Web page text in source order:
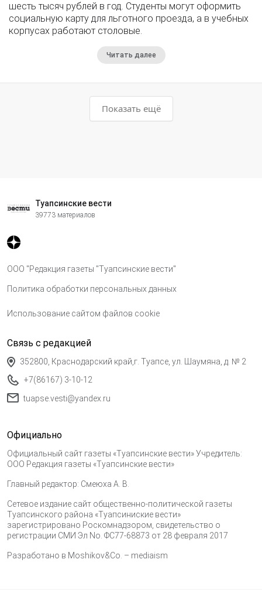
шесть тысяч рублей в год. Студенты могут оформить
социальную карту для льготного проезда, а в учебных
корпусах работают столовые.
Читать далее
Показать ещё
Туапсинские вести
39773 материалов
ООО "Редакция газеты "Туапсинские вести"
Политика обработки персональных данных
Использование сайтом файлов cookie
Связь с редакцией
352800, Краснодарский край,г. Туапсе, ул. Шаумяна, д. № 2
+7(86167) 3-10-12
tuapse.vesti@yandex.ru
Официально
Официальный сайт газеты «Туапсинские вести» Учредитель:
ООО Редакция газеты «Туапсинские вести»
Главный редактор: Смеюха А. В.
Сетевое издание сайт общественно-политической газеты
Туапсинского района «Туапсиниские вести»
зарегистрировано Роскомнадзором, свидетельство о
регистрации СМИ Эл No. ФС77-68873 от 28 февраля 2017
Разработано в Moshikov&Co. – mediaism